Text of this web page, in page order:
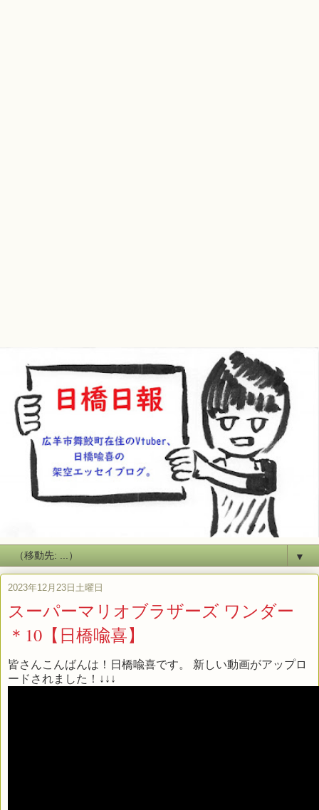
▼
2023年12月23日土曜日
スーパーマリオブラザーズ ワンダー
＊10【日橋喩喜】
皆さんこんばんは！日橋喩喜です。 新しい動画がアップロ
ードされました！↓↓↓